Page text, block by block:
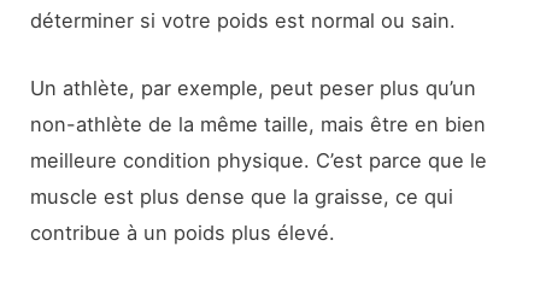
déterminer si votre poids est normal ou sain.
Un athlète, par exemple, peut peser plus qu’un
non-athlète de la même taille, mais être en bien
meilleure condition physique. C’est parce que le
muscle est plus dense que la graisse, ce qui
contribue à un poids plus élevé.